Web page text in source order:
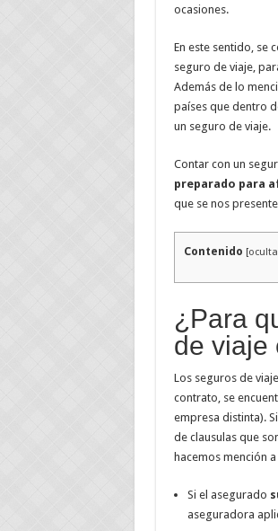
ocasiones.
En este sentido, se
seguro de viaje,
Además de lo
países que dentro
un seguro de viaje.
Contar con un
preparado para
que se nos
Contenido [
¿Para
de viaje
Los seguros de
contrato, se
empresa distinta).
de clausulas que
hacemos mención
Si el asegurado
aseguradora